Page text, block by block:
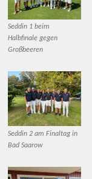
Seddin 1 beim
Halbfinale gegen
Großbeeren
Seddin 2 am Finaltag in
Bad Saarow